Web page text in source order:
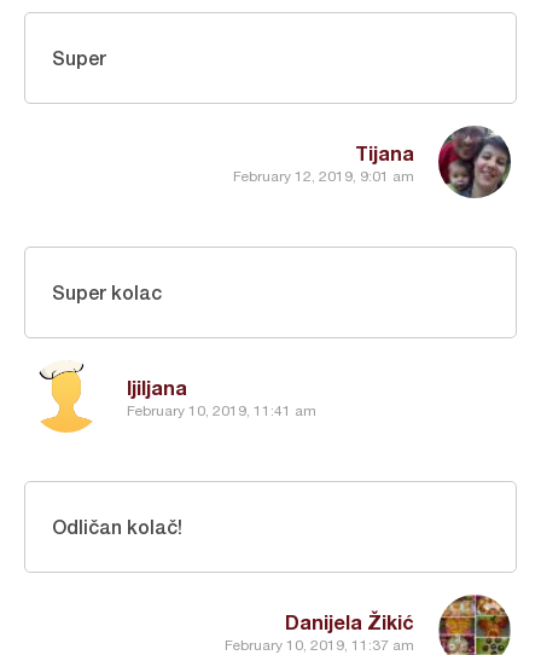
Tijana
February 12, 2019, 9:01 am
Super
ljiljana
February 10, 2019, 11:41 am
Super kolac
Danijela Žikić
February 10, 2019, 11:37 am
Odličan kolač!